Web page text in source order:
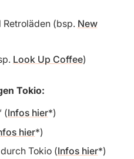
(bsp. New
Look Up Coffee)
Tokio:
(Infos hier )
hier )
Tokio (Infos hier )